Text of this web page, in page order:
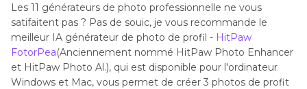
Les 11 générateurs de photo professionnelle ne vous
satifaitent pas ? Pas de souic, je vous recommande le
meilleur IA générateur de photo de profil - HitPaw
FotorPea(Anciennement nommé HitPaw Photo Enhancer
et HitPaw Photo Al.), qui est disponible pour l'ordinateur
Windows et Mac, vous permet de créer 3 photos de profit